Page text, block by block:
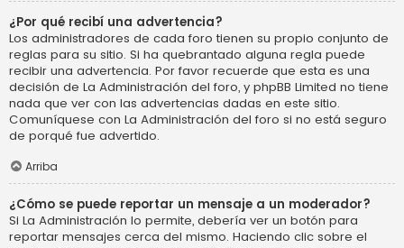
¿Por qué recibí una advertencia?
Los administradores de cada foro tienen su propio conjunto de
reglas para su sitio. Si ha quebrantado alguna regla puede
recibir una advertencia. Por favor recuerde que esta es una
decisión de La Administración del foro, y phpBB Limited no tiene
nada que ver con las advertencias dadas en este sitio.
Comuníquese con La Administración del foro si no está seguro
de porqué fue advertido.
Arriba
¿Cómo se puede reportar un mensaje a un moderador?
Si La Administración lo permite, debería ver un botón para
reportar mensajes cerca del mismo. Haciendo clic sobre el